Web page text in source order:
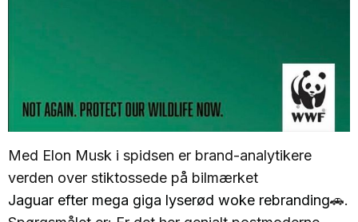
Med Elon Musk i spidsen er brand-analytikere
verden over stiktossede på bilmærket
Jaguar efter mega giga lyserød woke rebranding🚗.